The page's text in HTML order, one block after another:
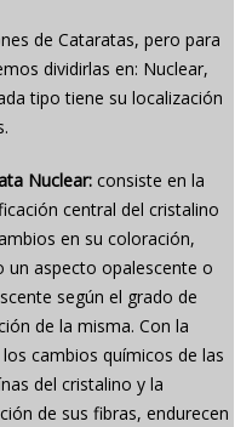
de Cataratas, pero para
dividirlas en: Nuclear,
tipo tiene su localización
Nuclear: consiste en la
central del cristalino
en su coloración,
un aspecto opalescente o
según el grado de
de la misma. Con la
cambios químicos de las
del cristalino y la
de sus fibras, endurecen